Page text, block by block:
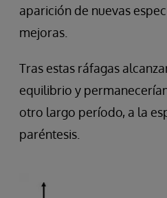
aparición de nuevas
mejoras.
Tras estas ráfagas
equilibrio y
otro largo período, a la
paréntesis.